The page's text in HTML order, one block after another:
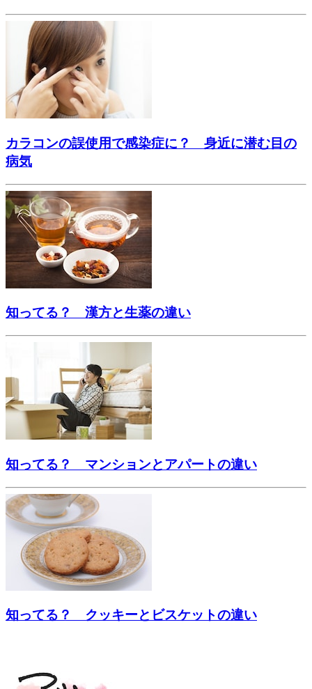
カラコンの誤使用で感染症に？ 身近に潜む目の
病気
知ってる？ 漢方と生薬の違い
知ってる？ マンションとアパートの違い
知ってる？ クッキーとビスケットの違い